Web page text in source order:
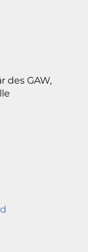
des GAW,